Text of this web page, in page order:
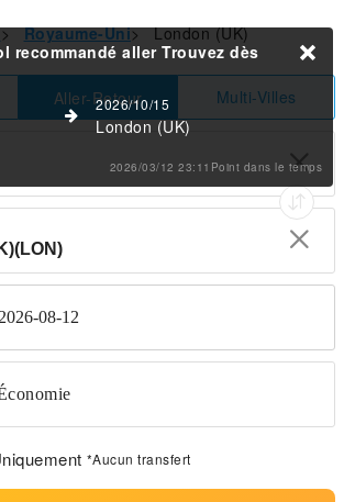
> Royaume-Uni> London (UK)
Aller-Retour Multi-Villes
2026-08-12
*Aucun transfert
recommandé allerTrouvez dès
2026/10/15
London (UK)
2026/03/12 23:11Point dans le temps